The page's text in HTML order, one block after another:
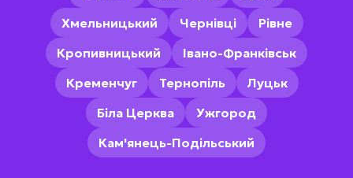
Хмельницький
Чернівці
Рівне
Кропивницький
Івано-Франківськ
Кременчуг
Тернопіль
Луцьк
Біла Церква
Ужгород
Кам'янець-Подільський